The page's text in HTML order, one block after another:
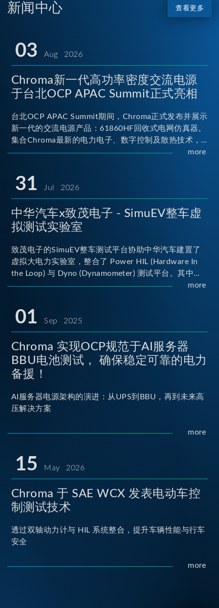
新闻中心 查看更多
03 Aug 2026
Chroma新一代高功率密度交流电源
于台北OCP APAC Summit正式亮相
台北OCP APAC Summit期间，Chroma正式发布并展示
新一代的交流电源产品：61860HF回收式电网仿真器。
集合Chroma最新的电力电子、数字控制及散热技术，
实现5U高度具备最大60kVA功率输出能力，为业界指针
more
31 Jul 2026
中华汽车x致茂电子 - SimuEV整车虚
拟测试实验室
致茂电子的SimuEV整车测试平台协助中华汽车建置了
虚拟大电力实验室，整合了 Power HIL (Hardware In
the Loop) 与 Dyno (Dynamometer) 测试平台。其中
Power HIL 建立OBC (Onboard Charger) 与 DC/DC转
马达待测物重现车辆行驶时的负载工况...
more
01 Sep 2025
Chroma 实现OCP规范于AI服务器
BBU电池测试， 确保稳定可靠的电力
备援！
AI服务器电源架构的演进：从UPS到BBU，再到未来高
压解决方案
more
15 May 2026
Chroma 于 SAE WCX 发表电动车控
制测试技术
透过双轴动力计与 HIL 系统整合，提升车辆性能与行车
安全
more